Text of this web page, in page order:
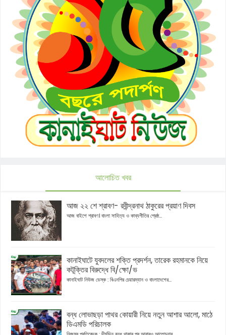
আলোচিত খবর
আজ ২২ শে শ্রাবণ- রবীন্দ্রনাথ ঠাকুরের প্রয়াণ দিবস
আজ বাইশে শ্রাবণ। বাংলা সাহিত্য ও কাব্যগীতির শ্রেষ্ঠ...
কানাইঘাটে যুবদলের শক্তি প্রদর্শন, তারেক রহমানকে নিয়ে
কটূক্তির বিরুদ্ধে বি/ক্ষো/ভ
কানাইঘাট নিউজ ডেস্ক : বিএনপির চেয়ারম্যান ও বাংলাদেশের...
বন্ধ লোভাছড়া পাথর কোয়ারী নিয়ে নতুন আশার আলো, মাঠে
ডিএমডি পরিচালক